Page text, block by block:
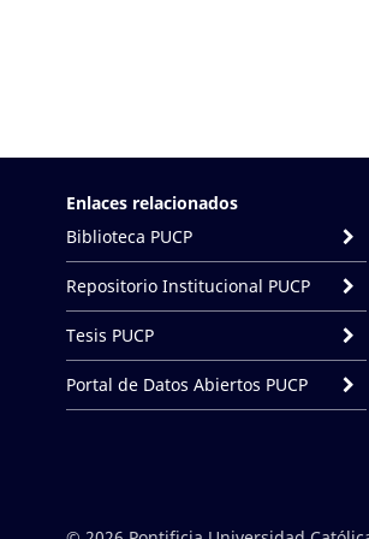
Enlaces relacionados
Biblioteca PUCP
Repositorio Institucional PUCP
Tesis PUCP
Portal de Datos Abiertos PUCP